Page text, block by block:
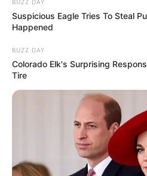
BUZZ DAY
Suspicious Eagle Tries To Steal
Happened
BUZZ DAY
Colorado Elk's Surprising
Tire